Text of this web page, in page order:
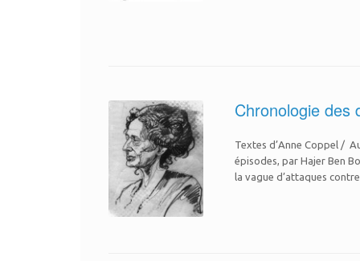
Chronologie des
Textes d’Anne Coppel /
épisodes, par Hajer Ben
la vague d’attaques